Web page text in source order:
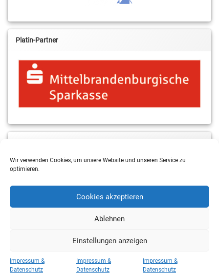
Wir verwenden Cookies, um unsere Website und unseren Service zu
optimieren.
Cookies akzeptieren
Ablehnen
Einstellungen anzeigen
Impressum &
Datenschutz
Impressum &
Datenschutz
Impressum &
Datenschutz
Platin-Partner
Kategorien